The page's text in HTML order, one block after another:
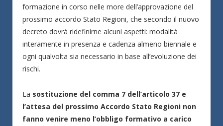
formazione in corso nelle more dell’approvazione del
prossimo accordo Stato Regioni, che secondo il nuovo
decreto dovrà ridefinirne alcuni aspetti: modalità
interamente in presenza e cadenza almeno biennale e
ogni qualvolta sia necessario in base all’evoluzione dei
rischi.
La sostituzione del comma 7 dell’articolo 37 e
l’attesa del prossimo Accordo Stato Regioni non
fanno venire meno l’obbligo formativo a carico